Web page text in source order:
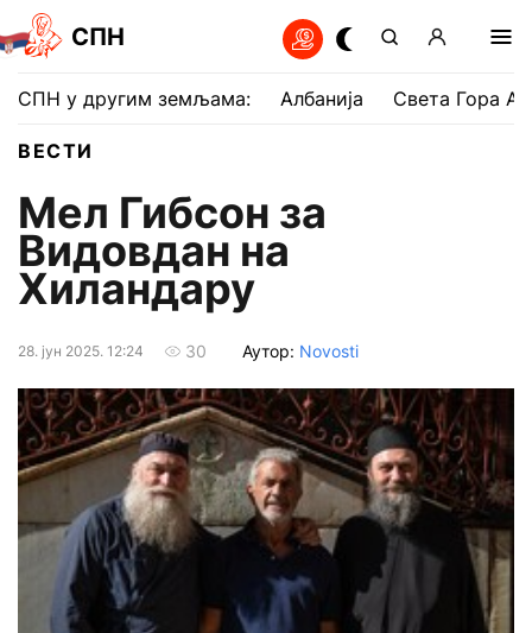
СПН
СПН у другим земљама: Албанија Света Гора
ВЕСТИ
Мел Гибсон за
Видовдан на
Хиландару
28. јун 2025. 12:24 30 Аутор: Novosti